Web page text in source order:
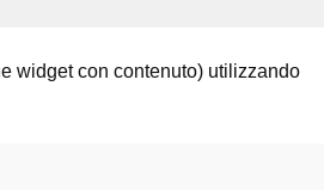
widget con contenuto) utilizzando